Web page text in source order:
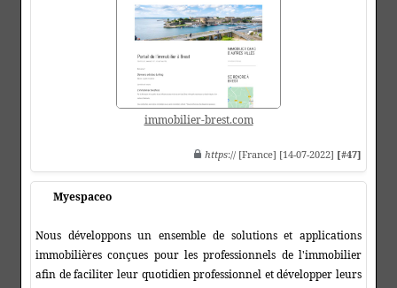
immobilier-brest.com
https:// [France] [14-07-2022] [#47]
Myespaceo
Nous développons un ensemble de solutions et applications
immobilières conçues pour les professionnels de l'immobilier
afin de faciliter leur quotidien professionnel et développer leurs